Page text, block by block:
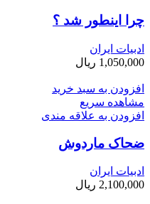
چرا اینطور شد ؟
ادبیات ایران
1,050,000 ریال
افزودن به سبد خرید
مشاهده سریع
افزودن به علاقه مندی
ضحاک ماردوش
ادبیات ایران
2,100,000 ریال